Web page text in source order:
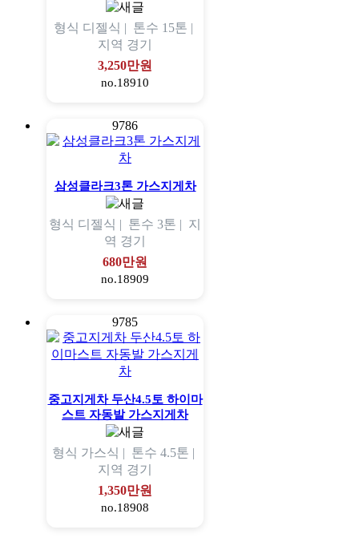
형식 디젤식 | 톤수 15톤 |
지역 경기
3,250만원
no.18910
9786
삼성클라크3톤 가스지게차
형식 디젤식 | 톤수 3톤 | 지
역 경기
680만원
no.18909
9785
중고지게차 두산4.5토 하이마
스트 자동발 가스지게차
형식 가스식 | 톤수 4.5톤 |
지역 경기
1,350만원
no.18908